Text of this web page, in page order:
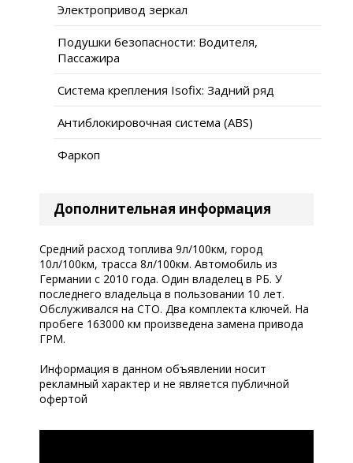
Электропривод зеркал
Подушки безопасности: Водителя,
Пассажира
Система крепления Isofix: Задний ряд
Антиблокировочная система (ABS)
Фаркоп
Дополнительная информация
Средний расход топлива 9л/100км, город
10л/100км, трасса 8л/100км. Автомобиль из
Германии с 2010 года. Один владелец в РБ. У
последнего владельца в пользовании 10 лет.
Обслуживался на СТО. Два комплекта ключей. На
пробеге 163000 км произведена замена привода
ГРМ.
Информация в данном объявлении носит
рекламный характер и не является публичной
офертой